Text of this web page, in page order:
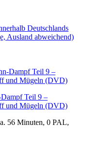
Deutschlands
Ausland abweichend)
Dampf Teil 9 –
und Mügeln (DVD)
56 Minuten, 0 PAL,